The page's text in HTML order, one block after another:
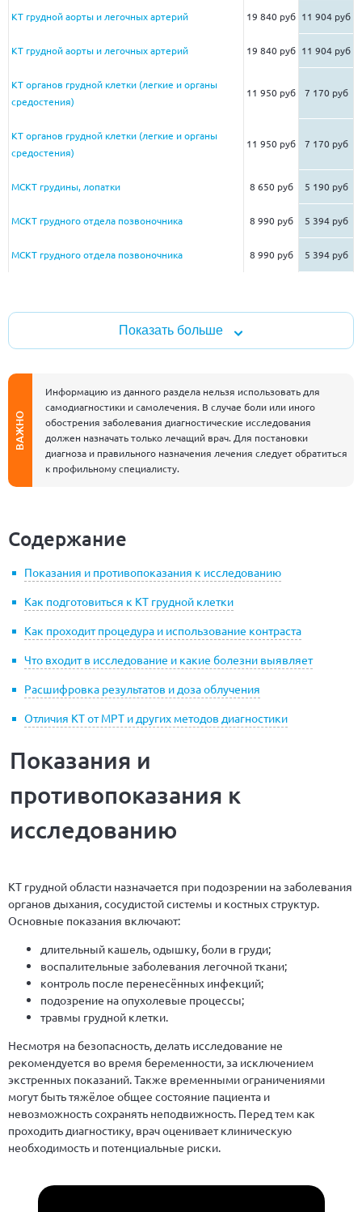
КТ грудной аорты и легочных артерий 19 840 руб 11 904 руб
КТ грудной аорты и легочных артерий 19 840 руб 11 904 руб
КТ органов грудной клетки (легкие и органы
средостения)
11 950 руб 7 170 руб
КТ органов грудной клетки (легкие и органы
средостения)
11 950 руб 7 170 руб
МСКТ грудины, лопатки 8 650 руб 5 190 руб
МСКТ грудного отдела позвоночника 8 990 руб 5 394 руб
МСКТ грудного отдела позвоночника 8 990 руб 5 394 руб
Показать больше
ВАЖНО
Информацию из данного раздела нельзя использовать для
самодиагностики и самолечения. В случае боли или иного
обострения заболевания диагностические исследования
должен назначать только лечащий врач. Для постановки
диагноза и правильного назначения лечения следует обратиться
к профильному специалисту.
Содержание
Показания и противопоказания к исследованию
Как подготовиться к КТ грудной клетки
Как проходит процедура и использование контраста
Что входит в исследование и какие болезни выявляет
Расшифровка результатов и доза облучения
Отличия КТ от МРТ и других методов диагностики
Показания и
противопоказания к
исследованию
КТ грудной области назначается при подозрении на заболевания
органов дыхания, сосудистой системы и костных структур.
Основные показания включают:
длительный кашель, одышку, боли в груди;
воспалительные заболевания легочной ткани;
контроль после перенесённых инфекций;
подозрение на опухолевые процессы;
травмы грудной клетки.
Несмотря на безопасность, делать исследование не
рекомендуется во время беременности, за исключением
экстренных показаний. Также временными ограничениями
могут быть тяжёлое общее состояние пациента и
невозможность сохранять неподвижность. Перед тем как
проходить диагностику, врач оценивает клиническую
необходимость и потенциальные риски.